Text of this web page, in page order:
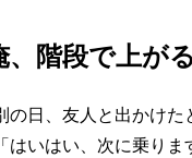
、階段で上が
の日、友人と出かけ
はいはい、次に乗りま